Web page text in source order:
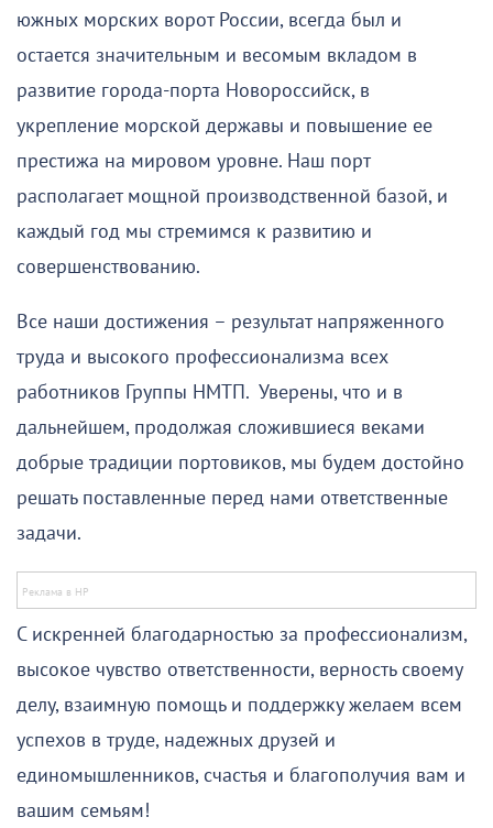
южных морских ворот России, всегда был и
остается значительным и весомым вкладом в
развитие города-порта Новороссийск, в
укрепление морской державы и повышение ее
престижа на мировом уровне. Наш порт
располагает мощной производственной базой, и
каждый год мы стремимся к развитию и
совершенствованию.
Все наши достижения – результат напряженного
труда и высокого профессионализма всех
работников Группы НМТП. Уверены, что и в
дальнейшем, продолжая сложившиеся веками
добрые традиции портовиков, мы будем достойно
решать поставленные перед нами ответственные
задачи.
С искренней благодарностью за профессионализм,
высокое чувство ответственности, верность своему
делу, взаимную помощь и поддержку желаем всем
успехов в труде, надежных друзей и
единомышленников, счастья и благополучия вам и
вашим семьям!